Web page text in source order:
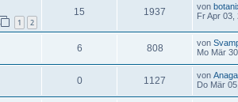
1 2
15 1937 von
Fr Apr 03,
6 808 von
Mo Mär
0 1127 von
Do Mär